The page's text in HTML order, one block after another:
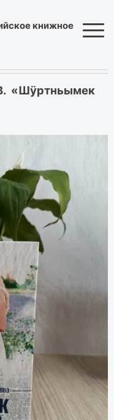
книжное
«Шӱртньымек